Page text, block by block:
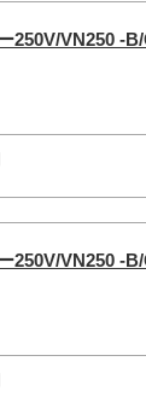
VN250 -
VN250 -